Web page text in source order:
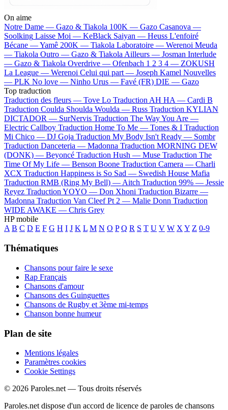
On aime
Notre Dame — Gazo & Tiakola 100K — Gazo Casanova —
Soolking Laisse Moi — KeBlack Saiyan — Heuss L'enfoiré
Bécane —Yamê 200K — Tiakola Laboratoire — Werenoi Meuda
— Tiakola Outro — Gazo & TiakolaAilleurs — Josman Interlude
— Gazo & Tiakola Overdrive — Ofenbach 1 2 3 4 — ZOKUSH
La League — Werenoi Celui qui part — Joseph Kamel Nouvelles
— PLK No love — Ninho Urus — Favé (FR) DIE — Gazo
Top traduction
Traduction des fleurs — Tove Lo Traduction AH HA — Cardi B
Traduction Coulda Shoulda Woulda — Russ Traduction KYLIAN
DICTADOR — SurNervis Traduction The Way You Are —
Electric Callboy Traduction Home To Me — Tones & I Traduction
Mi Chico — DJ Goja Traduction My Body Isn't Ready — Sombr
Traduction Danceteria — Madonna Traduction MORNING DEW
(DONK) — Beyoncé Traduction Hush — Muse Traduction The
Time Of My Life — Benson Boone Traduction Camera — Charli
XCX Traduction Happiness is So Sad — Swedish House Mafia
Traduction RMB (Ring My Bell) —Aitch Traduction 99% — Jessie
Reyez Traduction YOYO — Don Xhoni Traduction Bizarre —
Madonna Traduction Van Cleef Pt 2 — Malie Donn Traduction
WIDE AWAKE — Chris Grey
HP mobile
A B C D E F G H I J K L M N O P Q R S T U V W XY Z 0-9
Thématiques
Chansons pour faire le sexe
Rap Français
Chansons d'amour
Chansons des Guinguettes
Chansons de Rugby et 3ème mi-temps
Chanson bonne humeur
Plan de site
Mentions légales
Paramètres cookies
Cookie Settings
© 2026 Paroles.net — Tous droits réservés
Paroles.net dispose d'un accord de licence de paroles de chansons